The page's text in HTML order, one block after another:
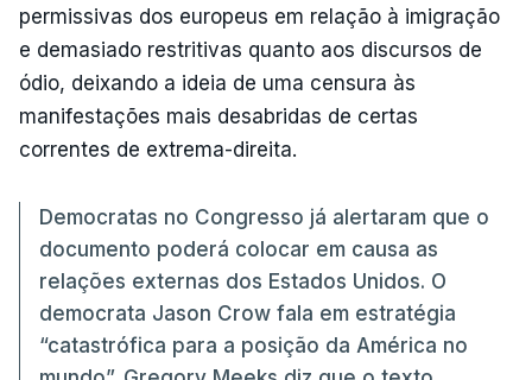
permissivas dos europeus em relação à imigração
e demasiado restritivas quanto aos discursos de
ódio, deixando a ideia de uma censura às
manifestações mais desabridas de certas
correntes de extrema-direita.
Democratas no Congresso já alertaram que o
documento poderá colocar em causa as
relações externas dos Estados Unidos. O
democrata Jason Crow fala em estratégia
“catastrófica para a posição da América no